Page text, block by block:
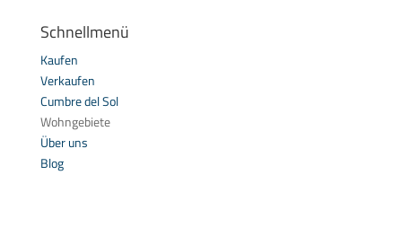
Schnellmenü
Kaufen
Verkaufen
Cumbre del Sol
Wohngebiete
Über uns
Blog